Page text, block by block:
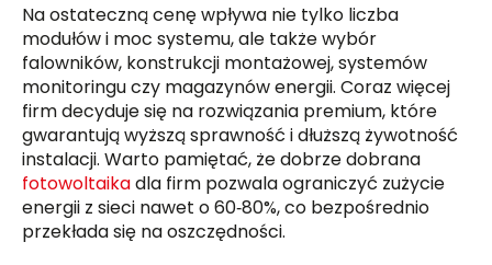
Na ostateczną cenę wpływa nie tylko liczba
modułów i moc systemu, ale także wybór
falowników, konstrukcji montażowej, systemów
monitoringu czy magazynów energii. Coraz więcej
firm decyduje się na rozwiązania premium, które
gwarantują wyższą sprawność i dłuższą żywotność
instalacji. Warto pamiętać, że dobrze dobrana
fotowoltaikadla firm pozwala ograniczyć zużycie
energii z sieci nawet o 60‑80%, co bezpośrednio
przekłada się na oszczędności.